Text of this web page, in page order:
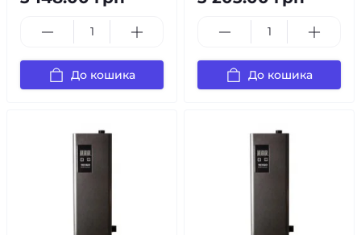
До кошика До кошика